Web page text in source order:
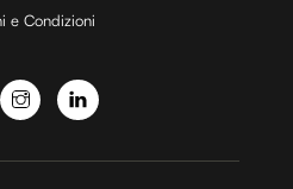
o
e Condizioni